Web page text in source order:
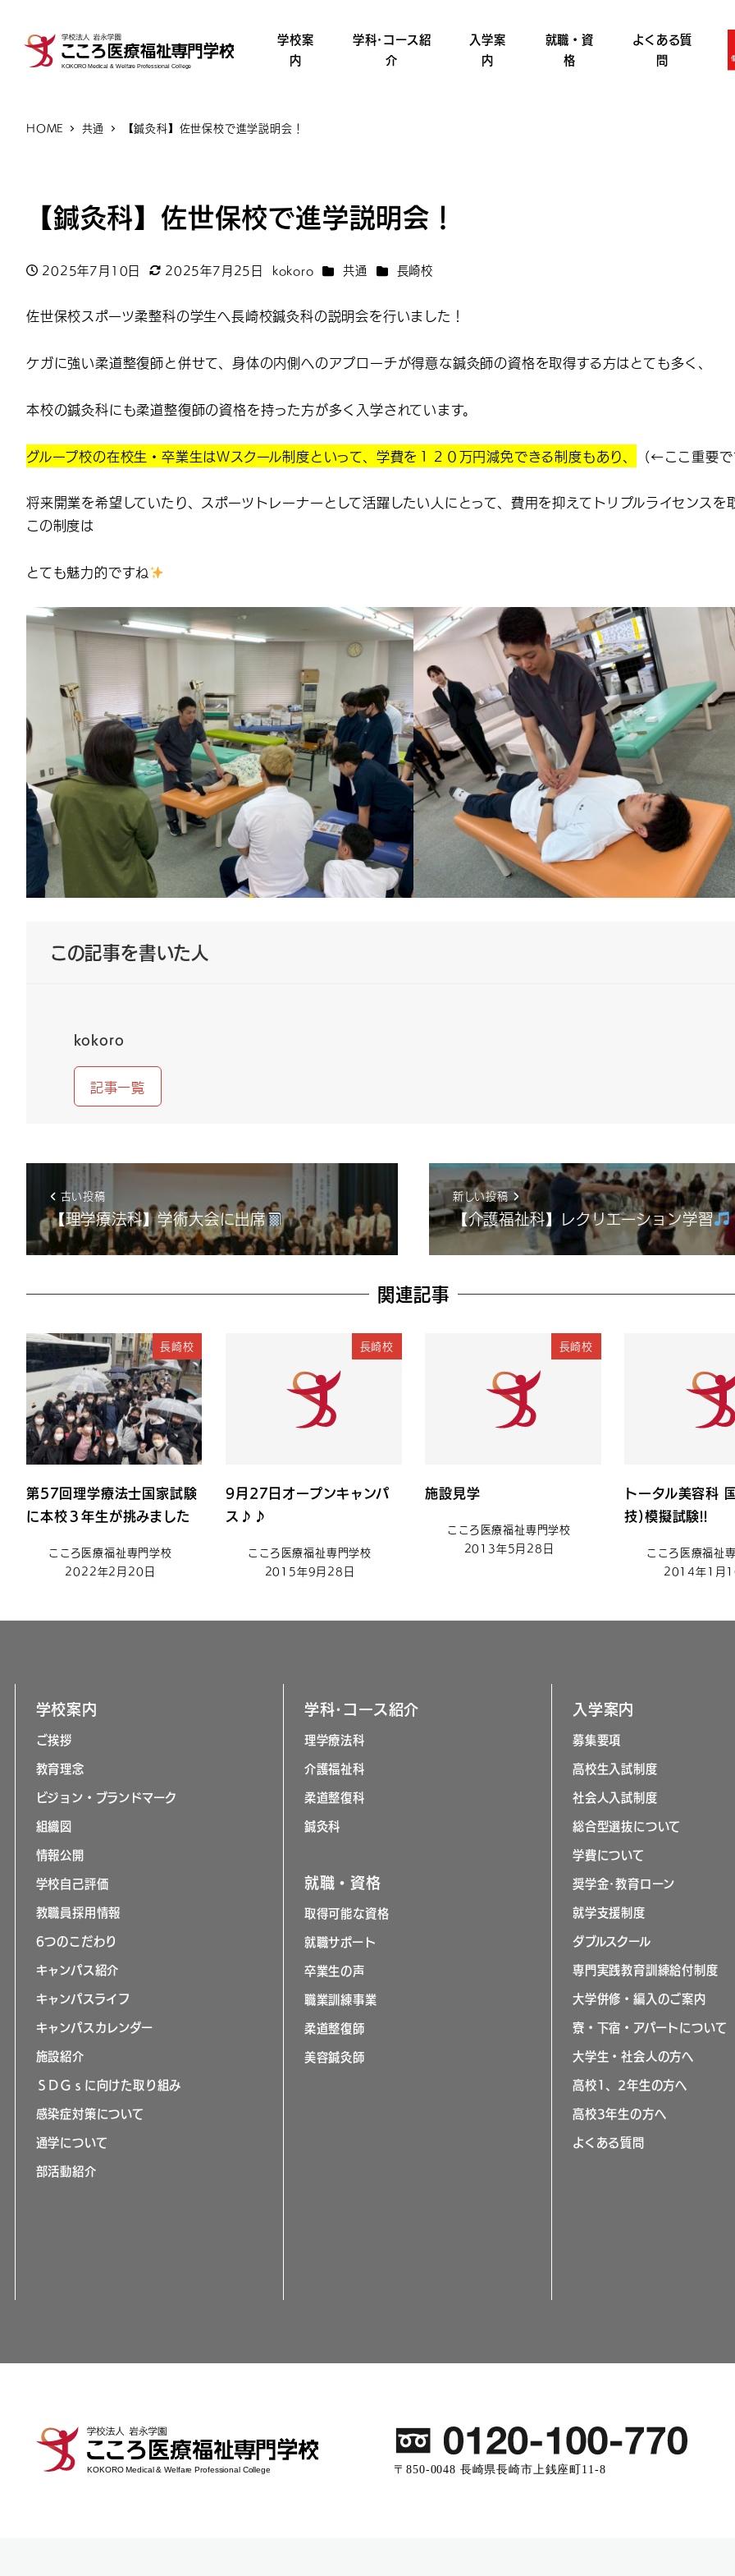
学校案
内
学科･コース紹
介
入学案
内
就職・資
格
よくある質
問
HOME 共通 【鍼灸科】佐世保校で進学説明会！
【鍼灸科】佐世保校で進学説明会！
投稿日2025年7月10日 更新日2025年7月25日 著
kokoro カテゴリー
共通 カテゴリー
長崎校
佐世保校スポーツ柔整科の学生へ長崎校鍼灸科の説明会を行いました！
ケガに強い柔道整復師と併せて、身体の内側へのアプローチが得意な鍼灸師の資格を取得する方はとても多く、
本校の鍼灸科にも柔道整復師の資格を持った方が多く入学されています。
グループ校の在校生・卒業生はＷスクール制度といって、学費を１２０万円減免できる制度もあり、 （←ここ重要
将来開業を希望していたり、スポーツトレーナーとして活躍したい人にとって、費用を抑えてトリプルライセンスを
この制度は
とても魅力的ですね
この記事を書いた人
kokoro
記事一覧
古い投稿
【理学療法科】学術大会に出席
新しい投稿
【介護福祉科】レクリエーション学習
関連記事
長崎校
第57回理学療法士国家試験
に本校３年生が挑みました
こころ医療福祉専門学校
2022年2月20日
長崎校
9月27日オープンキャンパ
ス♪♪
こころ医療福祉専門学校
2015年9月28日
長崎校
施設見学
こころ医療福祉専門学校
2013年5月28日
トータル美容科
技)模擬試験!!
こころ医療福祉
2014年1月
学校案内
ご挨拶
教育理念
ビジョン・ブランドマーク
組織図
情報公開
学校自己評価
教職員採用情報
6つのこだわり
キャンパス紹介
キャンパスライフ
キャンパスカレンダー
施設紹介
ＳＤＧｓに向けた取り組み
感染症対策について
通学について
部活動紹介
学科･コース紹介
理学療法科
介護福祉科
柔道整復科
鍼灸科
就職・資格
取得可能な資格
就職サポート
卒業生の声
職業訓練事業
柔道整復師
美容鍼灸師
入学案内
募集要項
高校生入試制度
社会人入試制度
総合型選抜について
学費について
奨学金･教育ローン
就学支援制度
ダブルスクール
専門実践教育訓練給付制度
大学併修・編入のご案内
寮・下宿・アパートについて
大学生・社会人の方へ
高校1、2年生の方へ
高校3年生の方へ
よくある質問